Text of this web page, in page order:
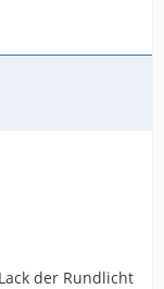
der Rundlicht